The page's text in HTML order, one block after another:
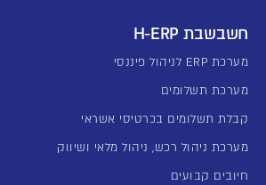
חשבשבת H-ERP
מערכת ERP לניהול פיננסי
מערכת תשלומים
קבלת תשלומים בכרטיסי אשראי
מערכת ניהול רכש, ניהול מלאי ושיווק
חיובים קבועים